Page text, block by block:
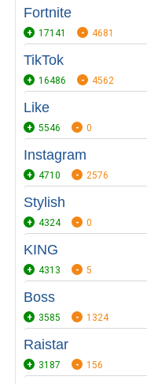
Fortnite
17141 4681
TikTok
16486 4562
Like
5546 0
Instagram
4710 2576
Stylish
4324 0
KING
4313 5
Boss
3585 1324
Raistar
3187 156